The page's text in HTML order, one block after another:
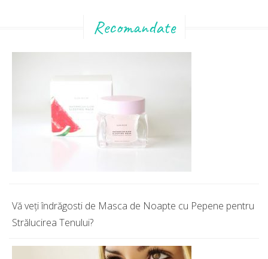
Recomandate
Vă veţi îndrăgosti de Masca de Noapte cu Pepene pentru
Strălucirea Tenului?